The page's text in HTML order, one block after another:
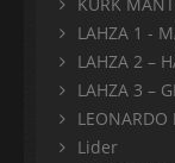
LAHZA 1 -
LAHZA 2 –
LAHZA 3 –
LEONARDO
Lider